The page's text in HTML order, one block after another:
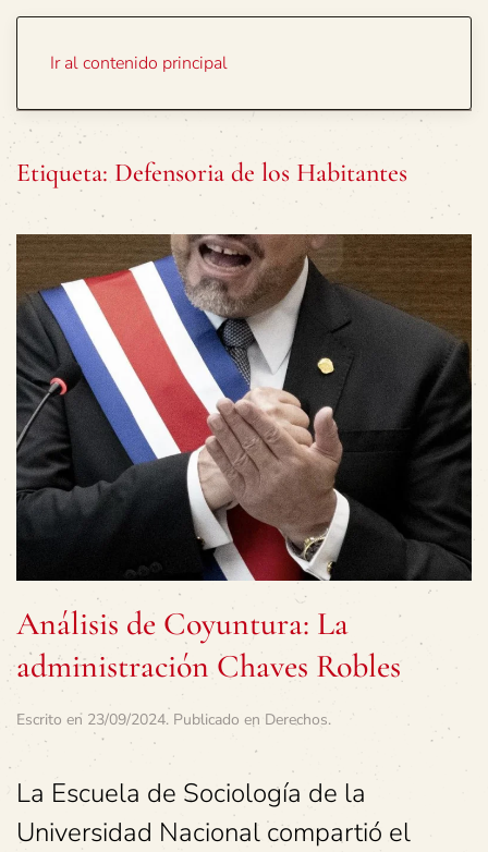
Ir al contenido principal
Etiqueta: Defensoria de los Habitantes
Análisis de Coyuntura: La
administración Chaves Robles
Escrito en 23/09/2024. Publicado en Derechos.
La Escuela de Sociología de la
Universidad Nacional compartió el